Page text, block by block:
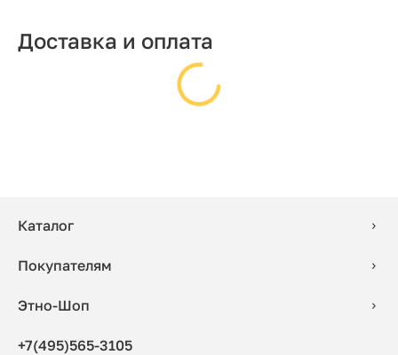
Доставка и оплата
Каталог
Покупателям
Этно-Шоп
+7(495)565-3105